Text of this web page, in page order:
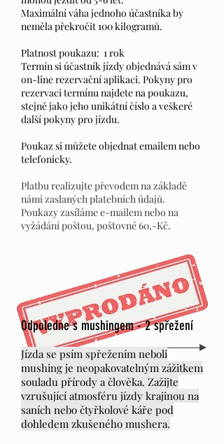
Maximální váha jednoho účastníka by
neměla překročit 100 kilogramů.
Platnost poukazu: 1 rok
Termín si účastník jízdy objednává sám v
on-line rezervační aplikaci. Pokyny pro
rezervaci termínu najdete na poukazu,
stejně jako jeho unikátní číslo a veškeré
další pokyny pro jízdu.
Poukaz si můžete objednat emailem nebo
telefonicky.
Platbu realizujte převodem na základě
námi zaslaných platebních údajů.
Poukazy zasíláme e-mailem nebo na
vyžádání poštou, poštovné 60,-Kč.
Odpoledne s mushingem - 2 spřežení
Jízda se psím spřežením neboli
mushing je neopakovatelným zážitkem
souladu přírody a člověka. Zažijte
vzrušující atmosféru jízdy krajinou na
saních nebo čtyřkolové káře pod
dohledem zkušeného mushera.